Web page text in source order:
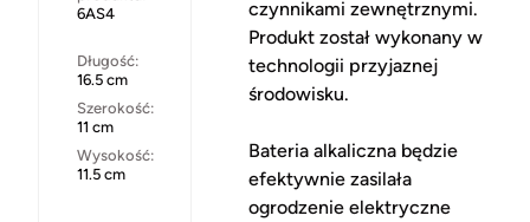
6AS4
Długość:
16.5 cm
Szerokość:
11 cm
Wysokość:
11.5 cm
czynnikami zewnętrznymi.
Produkt został wykonany w
technologii przyjaznej
środowisku.
Bateria alkaliczna będzie
efektywnie zasilała
ogrodzenie elektryczne